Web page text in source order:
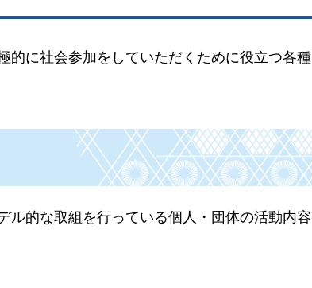
的に社会参加をしていただくために役立つ各種
ル的な取組を行っている個人・団体の活動内容